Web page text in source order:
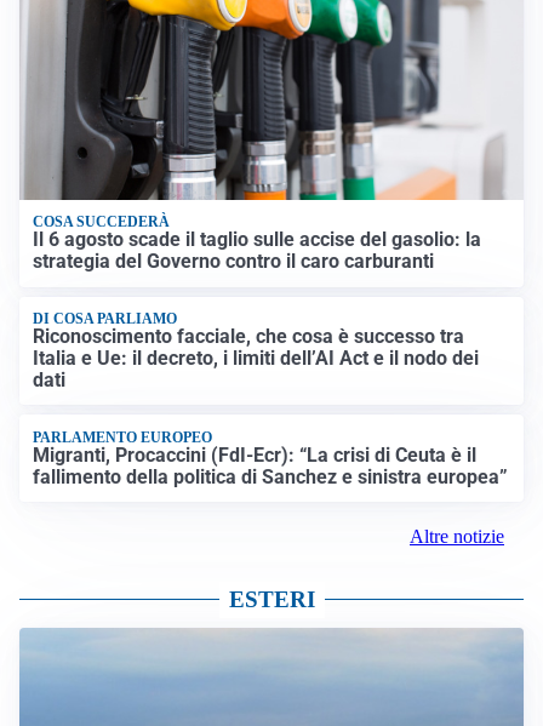
COSA SUCCEDERÀ
Il 6 agosto scade il taglio sulle accise del gasolio: la
strategia del Governo contro il caro carburanti
DI COSA PARLIAMO
Riconoscimento facciale, che cosa è successo tra
Italia e Ue: il decreto, i limiti dell’AI Act e il nodo dei
dati
PARLAMENTO EUROPEO
Migranti, Procaccini (FdI-Ecr): “La crisi di Ceuta è il
fallimento della politica di Sanchez e sinistra europea”
Altre notizie
ESTERI